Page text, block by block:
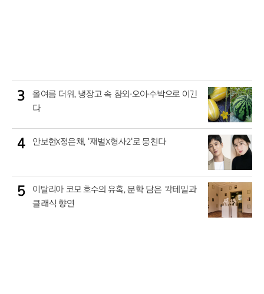
3
올여름 더위, 냉장고 속 참외·오이·수박으로 이긴
다
4 안보현X정은채, '재벌X형사2'로 뭉친다
5
이탈리아 코모 호수의 유혹, 문학 담은 칵테일과
클래식 향연